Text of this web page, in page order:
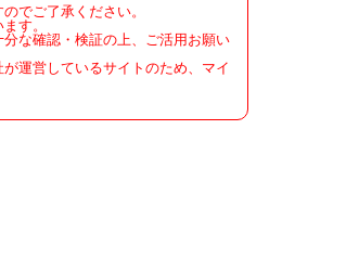
でご了承ください。
す。
な確認・検証の上、ご活用お願い
運営しているサイトのため、マイ